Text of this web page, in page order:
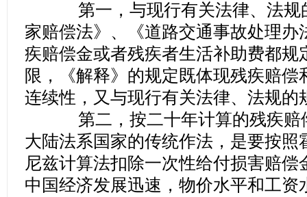
第一，与现行有关法律、法规
家赔偿法》、《道路交通事故处理办
疾赔偿金或者残疾者生活补助费都规
限，《解释》的规定既体现残疾赔
连续性，又与现行有关法律、法规的
第二，按二十年计算的残疾赔
大陆法系国家的传统作法，是要按照
尼兹计算法扣除一次性给付损害赔偿
中国经济发展迅速，物价水平和工资